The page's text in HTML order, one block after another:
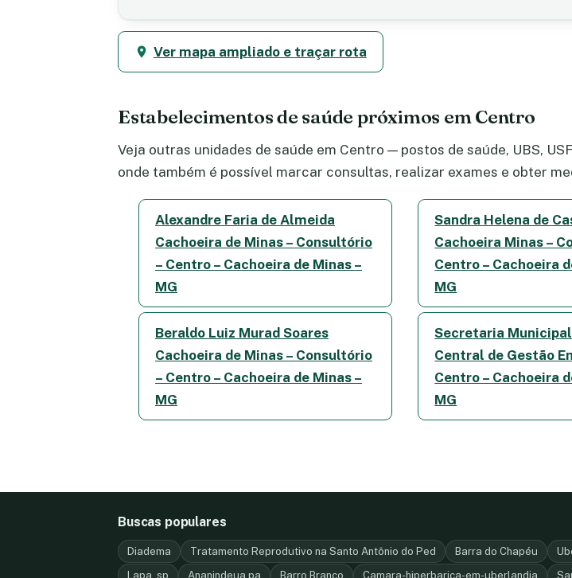
Ver mapa ampliado e traçar rota
Estabelecimentos de saúde próximos em Centro
Veja outras unidades de saúde em Centro — postos de saúde, UBS,
onde também é possível marcar consultas, realizar exames e obter
Alexandre Faria de Almeida
Cachoeira de Minas – Consultório
– Centro – Cachoeira de Minas –
MG
Sandra Helena de
Cachoeira Minas –
Centro – Cachoeira
MG
Beraldo Luiz Murad Soares
Cachoeira de Minas – Consultório
– Centro – Cachoeira de Minas –
MG
Secretaria Municipal
Central de Gestão
Centro – Cachoeira
MG
Buscas populares
Diadema Tratamento Reprodutivo na Santo Antônio do Ped Barra do Chapéu
Lapa, sp
Ananindeua pa Barro Branco Camara-hiperbarica-em-uberlandia